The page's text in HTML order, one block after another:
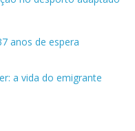
anos de espera
a vida do emigrante